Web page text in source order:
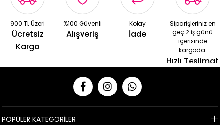
900 TL Üzeri
Ücretsiz
Kargo
%100 Güvenli
Alışveriş
Kolay
İade
Siparişleriniz en
geç 2 iş günü
içerisinde
kargoda.
Hızlı Teslimat
POPÜLER KATEGORİLER